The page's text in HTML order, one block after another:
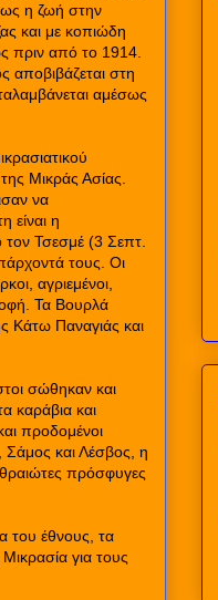
η ζωή στην
και με κοπιώδη
πριν από το 1914.
στη
αμέσως
Μικράς Ασίας.
να
είναι η
Τσεσμέ (3 Σεπτ.
τους. Οι
αγριεμένοι,
Τα Βουρλά
Κάτω Παναγιάς και
σώθηκαν και
καράβια και
προδομένοι
Σάμος και Λέσβος, η
πρόσφυγες
του έθνους, τα
για τους